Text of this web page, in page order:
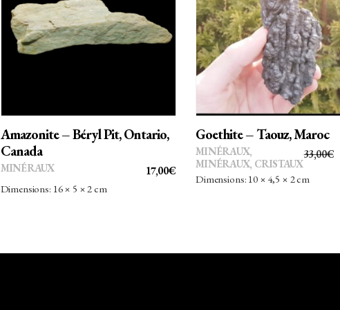
AJOUTER AU PANIER
Amazonite – Béryl Pit, Ontario,
Canada
17,00€
MINÉRAUX
Dimensions: 16 × 5 × 2 cm
AJOUTER AU PANIER
Goethite – Taouz, Maroc
33,00€
MINÉRAUX,
MINÉRAUX, CRISTAUX
Dimensions: 10 × 4,5 × 2 cm